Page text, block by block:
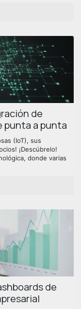
de
punta a punta
(IoT), sus
¡Descúbrelo!
donde varias
de